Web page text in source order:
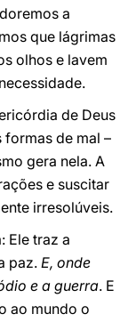
a
que lágrimas
olhos e lavem
de Deus
de mal –
gera nela. A
e suscitar
irresolúveis.
Ele traz a
paz.E, onde
e a guerra. E
ao mundo o